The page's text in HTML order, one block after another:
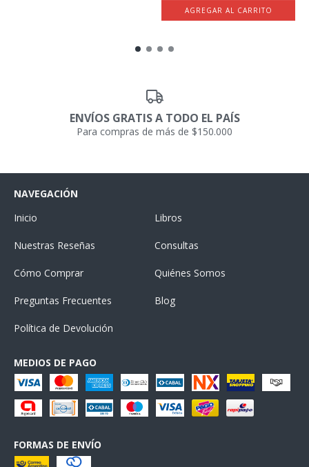
ENVÍOS GRATIS A TODO EL PAÍS
Para compras de más de $150.000
NAVEGACIÓN
Inicio
Libros
Nuestras Reseñas Consultas
Cómo Comprar Quiénes Somos
Preguntas Frecuentes Blog
Política de Devolución
MEDIOS DE PAGO
FORMAS DE ENVÍO